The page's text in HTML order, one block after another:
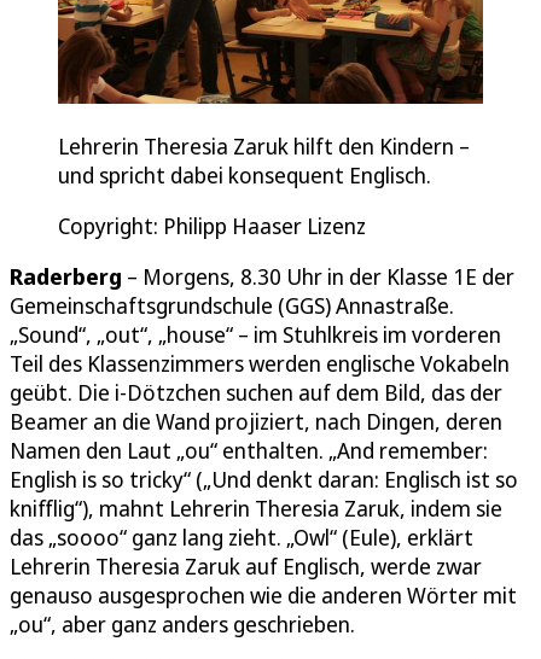
Lehrerin Theresia Zaruk hilft den Kindern –
und spricht dabei konsequent Englisch.
Copyright: Philipp Haaser Lizenz
Raderberg – Morgens, 8.30 Uhr in der Klasse 1E der
Gemeinschaftsgrundschule (GGS) Annastraße.
„Sound“, „out“, „house“ – im Stuhlkreis im vorderen
Teil des Klassenzimmers werden englische Vokabeln
geübt. Die i-Dötzchen suchen auf dem Bild, das der
Beamer an die Wand projiziert, nach Dingen, deren
Namen den Laut „ou“ enthalten. „And remember:
English is so tricky“ („Und denkt daran: Englisch ist so
knifflig“), mahnt Lehrerin Theresia Zaruk, indem sie
das „soooo“ ganz lang zieht. „Owl“ (Eule), erklärt
Lehrerin Theresia Zaruk auf Englisch, werde zwar
genauso ausgesprochen wie die anderen Wörter mit
„ou“, aber ganz anders geschrieben.